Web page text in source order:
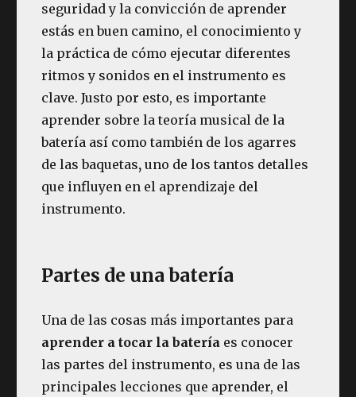
seguridad y la convicción de aprender
estás en buen camino, el conocimiento y
la práctica de cómo ejecutar diferentes
ritmos y sonidos en el instrumento es
clave. Justo por esto, es importante
aprender sobre la teoría musical de la
batería así como también de los agarres
de las baquetas,uno de los tantos detalles
que influyen en el aprendizaje del
instrumento.
Partes de una batería
Una de las cosas más importantes para
aprender a tocar la batería es conocer
las partes del instrumento, es una de las
principales lecciones que aprender, el